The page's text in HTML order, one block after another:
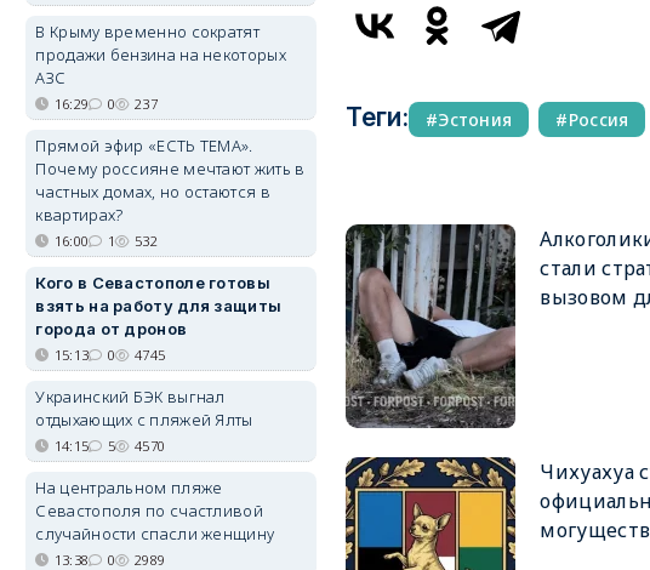
Теги: Эстония Россия
стали
вызовом
Чихуахуа
В Крыму временно сократят
продажи бензина на некоторых
АЗС
16:29 0 237
Прямой эфир «ЕСТЬ ТЕМА».
Почему россияне мечтают жить в
частных домах, но остаются в
квартирах?
16:00 1 532
Кого в Севастополе готовы
взять на работу для защиты
города от дронов
15:13 0 4745
Украинский БЭК выгнал
отдыхающих с пляжей Ялты
14:15 5 4570
На центральном пляже
Севастополя по счастливой
случайности спасли женщину
13:38 0 2989